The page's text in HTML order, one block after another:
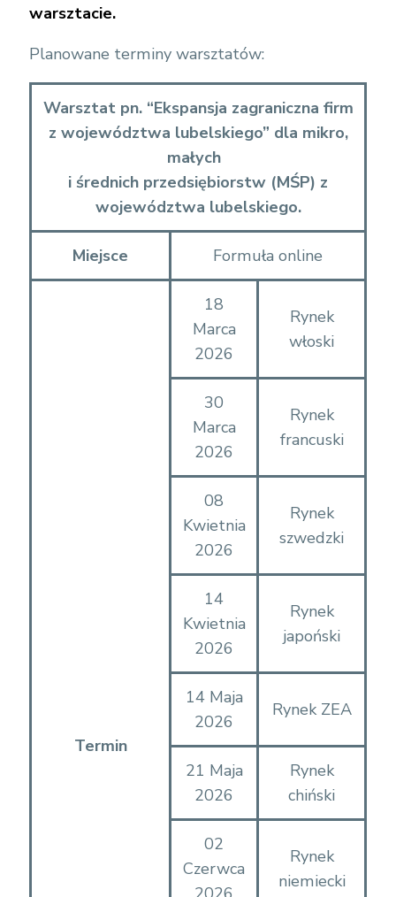
warsztacie.
Planowane terminy warsztatów:
Warsztat pn. “Ekspansja zagraniczna firm
z województwa lubelskiego” dla mikro,
małych
i średnich przedsiębiorstw (MŚP) z
województwa lubelskiego.
Miejsce Formuła online
Termin
18
Marca
2026
Rynek
włoski
30
Marca
2026
Rynek
francuski
08
Kwietnia
2026
Rynek
szwedzki
14
Kwietnia
2026
Rynek
japoński
14 Maja
2026
Rynek ZEA
21 Maja
2026
Rynek
chiński
02
Czerwca
Rynek
niemiecki